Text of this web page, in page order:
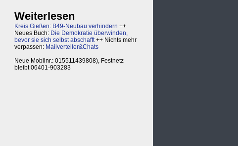
Weiterlesen
Kreis Gießen: B49-Neubau verhindern ++
Neues Buch: Die Demokratie überwinden,
bevor sie sich selbst abschafft++ Nichts mehr
verpassen: Mailverteiler&Chats
Neue Mobilnr.: 015511439808), Festnetz
bleibt 06401-903283